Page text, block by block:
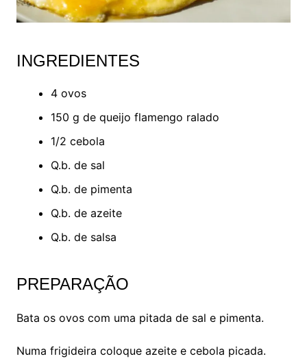
INGREDIENTES
4 ovos
150 g de queijo flamengo ralado
1/2 cebola
Q.b. de sal
Q.b. de pimenta
Q.b. de azeite
Q.b. de salsa
PREPARAÇÃO
Bata os ovos com uma pitada de sal e pimenta.
Numa frigideira coloque azeite e cebola picada.